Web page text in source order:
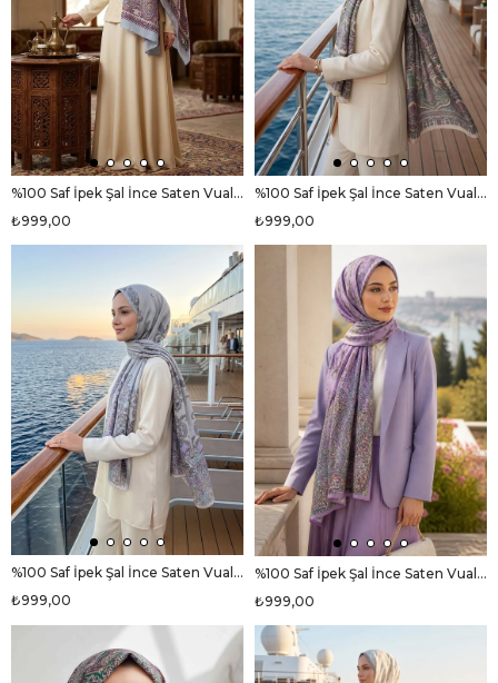
%100 Saf İpek Şal İnce Saten Vual Dokuma Etro Desenli Bebe Mavisi Renkli 90x210 Şal
₺999,00
%100 Saf İpek Şal İnce Saten Vual Dokuma Etro Desenli Bej - Lila Renkli 90x210 Şal
₺999,00
%100 Saf İpek Şal İnce Saten Vual Dokuma Etnik Desenli Gümüş Renkli 90x210 Şal
₺999,00
%100 Saf İpek Şal İnce Saten Vual Dokuma Etnik Desenli Pembe - Bej Renkli 90x210 Şal
₺999,00